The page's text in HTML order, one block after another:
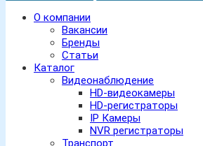
О компании
Вакансии
Бренды
Статьи
Каталог
Видеонаблюдение
HD-видеокамеры
HD-регистраторы
IP Камеры
NVR регистраторы
Транспорт